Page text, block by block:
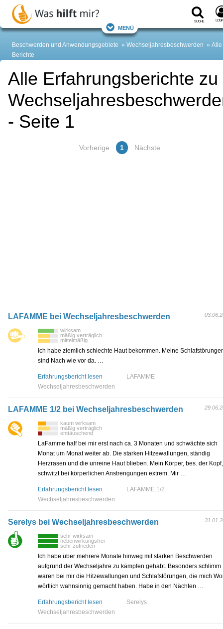
Suche Login
Menü
Beschwerden und Anwendungsgebiete Wechseljahresbeschwerden
Alle
Berichte
Alle Erfahrungsberichte zu
- Seite 1
Vorherige 1 Nächste
LAFAMME bei Wechseljahresbeschwerden
wirksam
mäßig verträglich
mittelmäßig
Ich habe ziemlich schlechte Haut bekommen. Meine
sind Nach wie vor da. …
Erfahrungsbericht lesen
LAFAMME
Wechseljahresbeschwerden
LAFAMME 1/2 bei Wechseljahresbeschwerden
kaum wirksam
mäßig verträglich
enttäuschend
LaFamme half bei mir erst nach ca. 3 Monaten und schwächte sich
Monat um Monat weiter ab. Die starken Hitzewallungen, ständig
Herzrasen und die unreine Haut blieben. Mein Körper, bes. der Kopf,
schwitzt bei körperlichen Anstrengungen extrem. Mir …
Erfahrungsbericht lesen
LAFAMME 1/2
Wechseljahresbeschwerden
Serelys bei Wechseljahresbeschwerden
sehr wirksam
nebenwirkungsfrei
sehr zufrieden
Ich habe über mehrere Monate hinweg mit starken Beschwerden
aufgrund der Wechseljahre zu kämpfen gehabt. Besonders schlimm
waren bei mir die Hitzewallungen und Schlafstörungen, die mich
wörtlich wahnsinnig gemacht haben. Habe in den Nächten …
Erfahrungsbericht lesen
Serelys
Wechseljahresbeschwerden